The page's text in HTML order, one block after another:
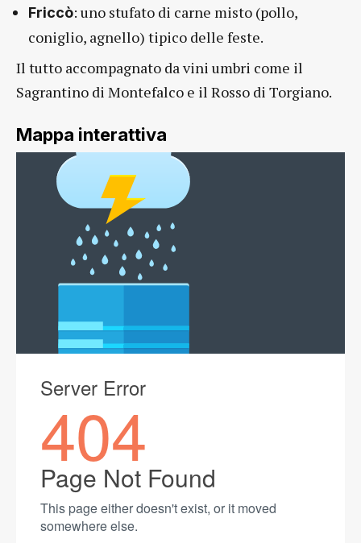
Friccò: uno stufato di carne misto (pollo,
coniglio, agnello) tipico delle feste.
Il tutto accompagnato da vini umbri come il
Sagrantino di Montefalco e il Rosso di Torgiano.
Mappa interattiva